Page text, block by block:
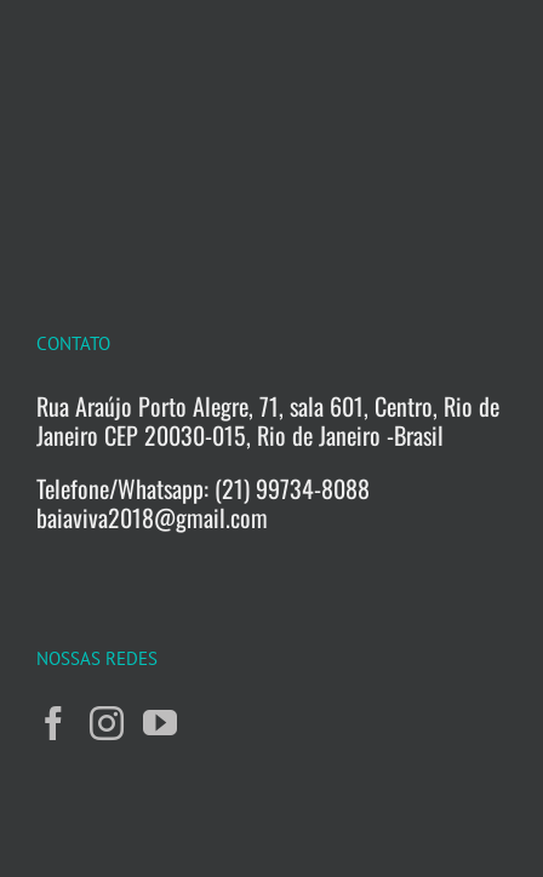
CONTATO
Rua Araújo Porto Alegre, 71, sala 601, Centro, Rio de
Janeiro CEP 20030-015, Rio de Janeiro -Brasil
Telefone/Whatsapp: (21) 99734-8088
baiaviva2018@gmail.com
NOSSAS REDES